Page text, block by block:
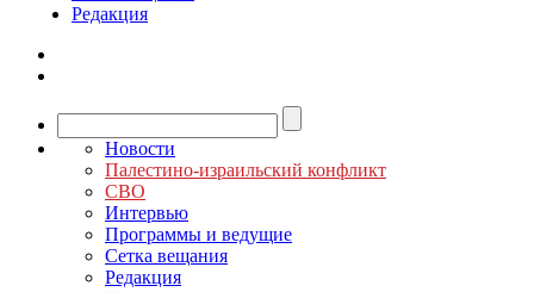
Редакция
Новости
Палестино-израильский конфликт
СВО
Интервью
Программы и ведущие
Сетка вещания
Редакция